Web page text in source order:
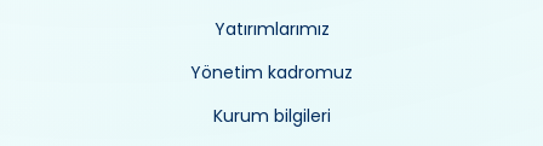
Yatırımlarımız
Yönetim kadromuz
Kurum bilgileri